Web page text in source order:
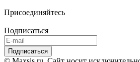
Присоединяйтесь
Подписаться